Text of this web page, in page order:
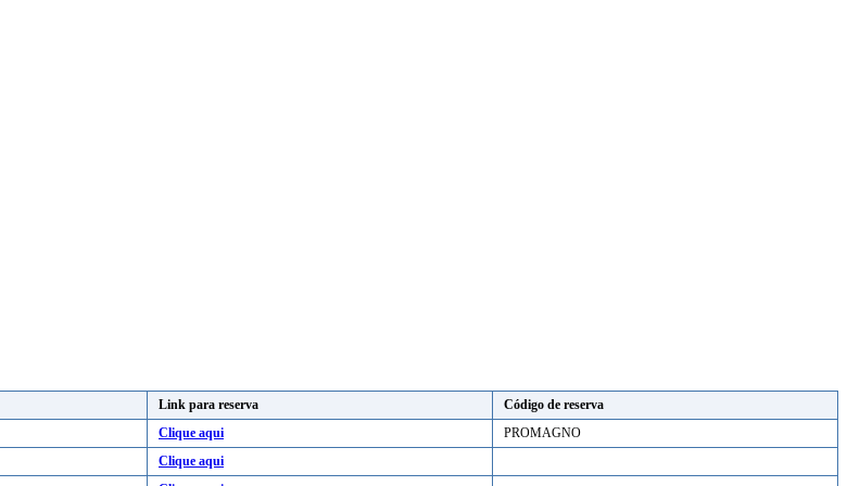
Link para reserva
Código de reserva
Clique aqui
PROMAGNO
Clique aqui